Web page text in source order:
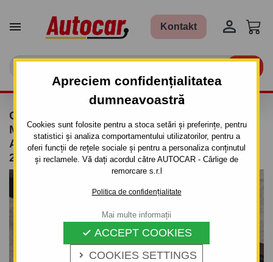
Apreciem confidențialitatea
dumneavoastră
Cookies sunt folosite pentru a stoca setări și preferințe, pentru
statistici și analiza comportamentului utilizatorilor, pentru a
oferi funcții de rețele sociale și pentru a personaliza conținutul
și reclamele. Vă dați acordul către AUTOCAR - Cârlige de
remorcare s.r.l
Politica de confidențialitate
 COOKIES SETTINGS
 ACCEPT COOKIES
Mai multe informații
 Kontakt 
CÂRLIG DE REMORCARE PENTRU FORD
MONDEO - COMBI - SISTEM DEMONTABIL
AUTOMAT CU CLEMĂ - DIN 1996/08 PÂNĂ
2000/09